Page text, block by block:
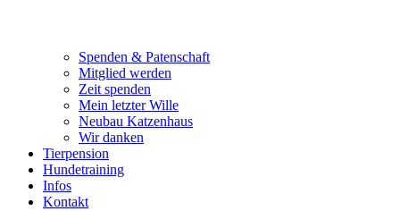
Spenden & Patenschaft
Mitglied werden
Zeit spenden
Mein letzter Wille
Neubau Katzenhaus
Wir danken
Tierpension
Hundetraining
Infos
Kontakt